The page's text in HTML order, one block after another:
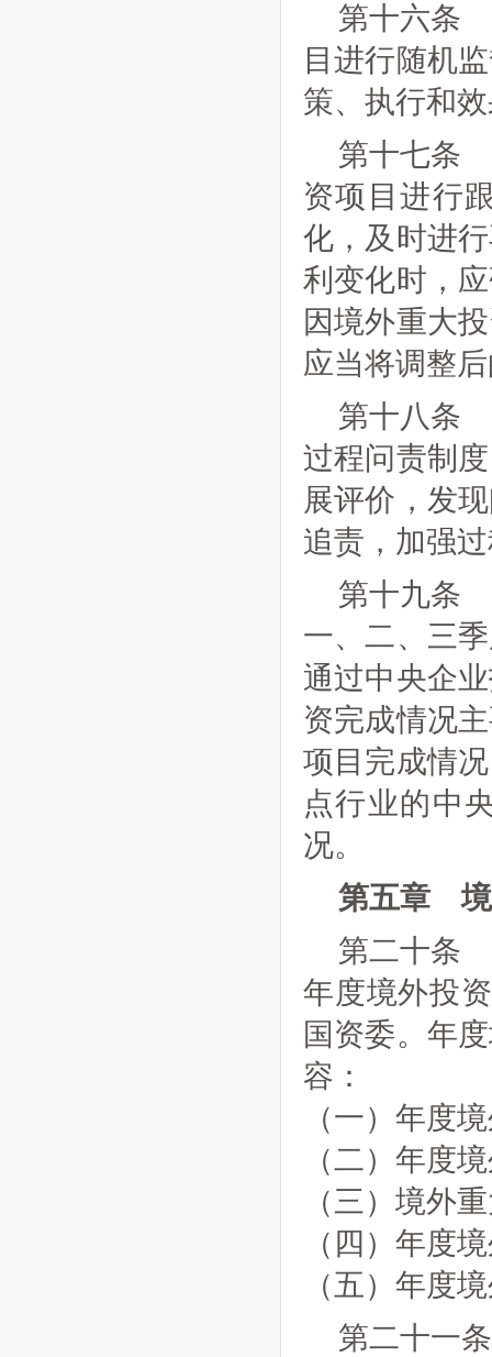
第十六条
目进行随机
策、执行和
第十七条
资项目进行
化，及时进
利变化时，
因境外重大
应当将调整
第十八条
过程问责制
展评价，发
追责，加强
第十九条
一、二、三
通过中央企
资完成情况
项目完成情
点行业的中
况。
第五章 境
第二十条
年度境外投
国资委。年
容：
（一）年度
（二）年度
（三）境外
（四）年度
（五）年度
第二十一